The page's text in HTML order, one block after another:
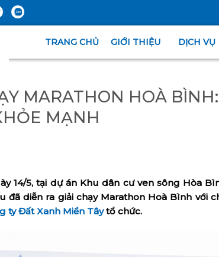
TRANG CHỦ GIỚI THIỆU DỊCH VỤ
MARATHON HOÀ
MẠNH
14/5, tại dự án Khu dân cư ven sông Hòa
đã diễn ra giải chạy Marathon Hoà Bình với
ty Đất Xanh Miền Tâytổ chức.